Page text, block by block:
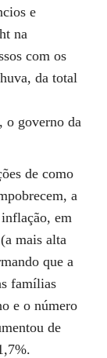
e
na
com os
da total
o governo da
de como
a
em
mais alta
que a
famílias
e o número
de